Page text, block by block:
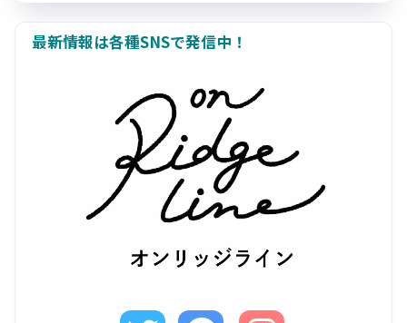
最新情報は各種SNSで発信中！